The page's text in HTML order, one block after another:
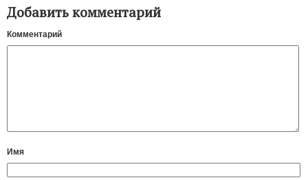
Добавить комментарий
Комментарий
Имя